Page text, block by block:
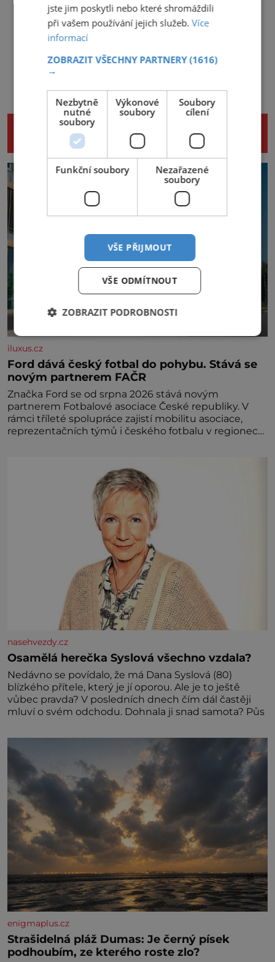
NENECHTE SI UJÍT DALŠÍ ZAJÍMAVÉ
ČLÁNKY
iluxus.cz
Ford dává český fotbal do pohybu. Stává se
novým partnerem FAČR
Značka Ford se od srpna 2026 stává novým
partnerem Fotbalové asociace České republiky. V
rámci tříleté spolupráce zajistí mobilitu asociace,
reprezentačních týmů i českého fotbalu v regionech.
nasehvezdy.cz
Osamělá herečka Syslová všechno vzdala?
Nedávno se povídalo, že má Dana Syslová (80)
blízkého přítele, který je jí oporou. Ale je to ještě
vůbec pravda? V posledních dnech čím dál častěji
mluví o svém odchodu. Dohnala ji snad samota? Půs
enigmaplus.cz
Strašidelná pláž Dumas: Je černý písek
podhoubím, ze kterého roste zlo?
jste jim poskytli nebo které shromáždili
při vašem používání jejich služeb.Více
informací
ZOBRAZIT VŠECHNY PARTNERY(1616)
→
Nezbytně
nutné
soubory
Výkonové
soubory
Soubory
cílení
Funkční soubory
Nezařazené
soubory
VŠE PŘIJMOUT
VŠE ODMÍTNOUT
ZOBRAZIT PODROBNOSTI